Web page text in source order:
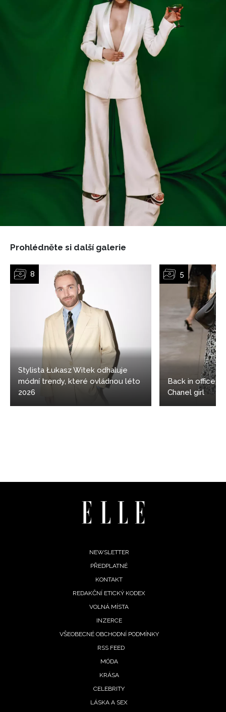
NEWSLETTER
ODESLAT
Přihlášením k newsletteru souhlasíte s
Obchodními
podmínkami společnosti BurdaMedia Extra s.r.o.a
potvrzujete, že jste se seznámili se
ochrany soukromí- BurdaMedia Extra s.r.o. bude s
Vašimi údaji pracovat zejména k organizaci a
vyhodnocení akce a zasílání novinek.
Prohlédněte si další galerie
Stylista Łukasz Witek odhaluje
módní trendy, které ovládnou léto
2026
Back in office:
Chanel girl
NEWSLETTER
PŘEDPLATNÉ
KONTAKT
REDAKČNÍ ETICKÝ KODEX
VOLNÁ MÍSTA
INZERCE
VŠEOBECNÉ OBCHODNÍ PODMÍNKY
RSS FEED
MÓDA
KRÁSA
CELEBRITY
LÁSKA A SEX